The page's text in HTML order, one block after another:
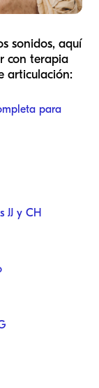
sonidos, aquí
con terapia
articulación:
para
JJ y CH